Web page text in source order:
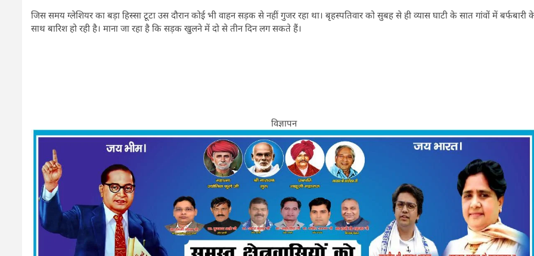
जिस समय ग्लेशियर का बड़ा हिस्सा टूटा उस दौरान कोई भी वाहन सड़क से नहीं गुजर रहा था। बृहस्पतिवार को सुबह से ही व्यास घाटी के सात गांवों में बर्फबारी
साथ बारिश हो रही है। माना जा रहा है कि सड़क खुलने में दो से तीन दिन लग सकते हैं।
विज्ञापन